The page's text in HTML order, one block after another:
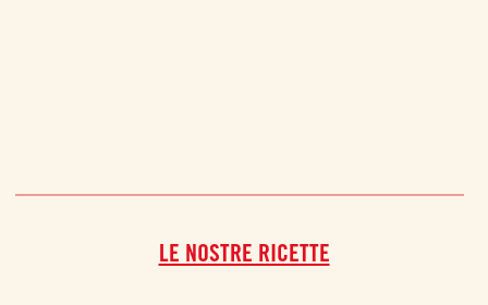
LE NOSTRE RICETTE